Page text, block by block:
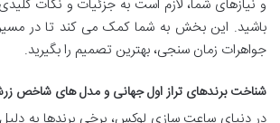
و نیازهای شما، لازم است به جزئیات و نکات
باشید. این بخش به شما کمک می کند تا در
جواهرات زمان سنجی، بهترین تصمیم را بگیرید.
شناخت برندهای تراز اول جهانی و مدل های شاخص